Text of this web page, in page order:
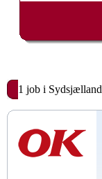
1 job i